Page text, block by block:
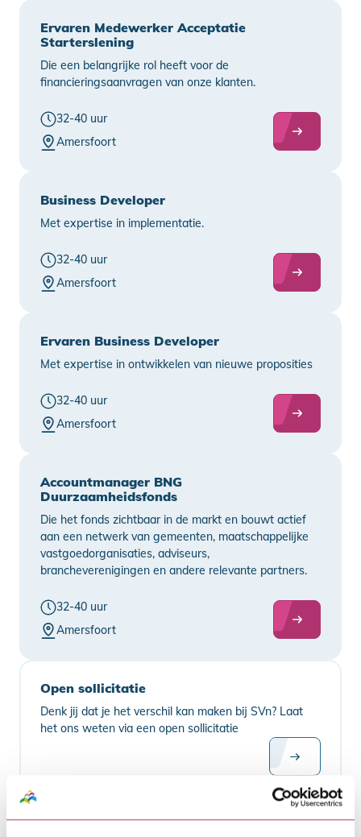
Ervaren Medewerker Acceptatie
Starterslening
Die een belangrijke rol heeft voor de
financieringsaanvragen van onze klanten.
32-40 uur
Amersfoort
Business Developer
Met expertise in implementatie.
32-40 uur
Amersfoort
Ervaren Business Developer
Met expertise in ontwikkelen van nieuwe proposities
32-40 uur
Amersfoort
Accountmanager BNG
Duurzaamheidsfonds
Die het fonds zichtbaar in de markt en bouwt actief
aan een netwerk van gemeenten, maatschappelijke
vastgoedorganisaties, adviseurs,
brancheverenigingen en andere relevante partners.
32-40 uur
Amersfoort
Open sollicitatie
Denk jij dat je het verschil kan maken bij SVn? Laat
het ons weten via een open sollicitatie